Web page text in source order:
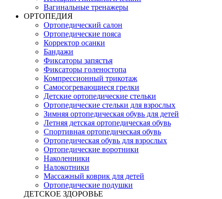
Вагинальные тренажеры
ОРТОПЕДИЯ
Ортопедический салон
Ортопедические пояса
Корректор осанки
Бандажи
Фиксаторы запястья
Фиксаторы голеностопа
Компрессионный трикотаж
Самосогревающиеся грелки
Детские ортопедические стельки
Ортопедические стельки для взрослых
Зимняя ортопедическая обувь для детей
Летняя детская ортопедическая обувь
Спортивная ортопедическая обувь
Ортопедическая обувь для взрослых
Ортопедические воротники
Наколенники
Налокотники
Массажный коврик для детей
Ортопедические подушки
ДЕТСКОЕ ЗДОРОВЬЕ